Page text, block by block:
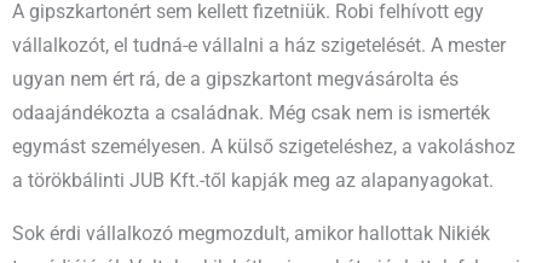
A gipszkartonért sem kellett fizetniük. Robi felhívott egy
vállalkozót, el tudná-e vállalni a ház szigetelését. A mester
ugyan nem ért rá, de a gipszkartont megvásárolta és
odaajándékozta a családnak. Még csak nem is ismerték
egymást személyesen. A külső szigeteléshez, a vakoláshoz
a törökbálinti JUB Kft.-től kapják meg az alapanyagokat.
Sok érdi vállalkozó megmozdult, amikor hallottak Nikiék